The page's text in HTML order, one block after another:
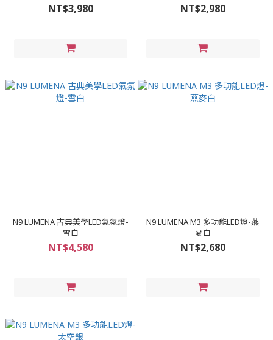
NT$3,980 NT$2,980
N9 LUMENA 古典美學LED氣氛燈-
雪白
NT$4,580
N9 LUMENA M3 多功能LED燈-燕
麥白
NT$2,680